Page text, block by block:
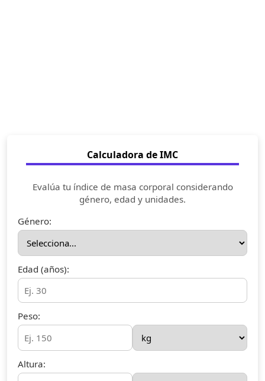
Calculadora de IMC
Evalúa tu índice de masa corporal considerando
género, edad y unidades.
Género:
Edad (años):
Peso:
Altura: